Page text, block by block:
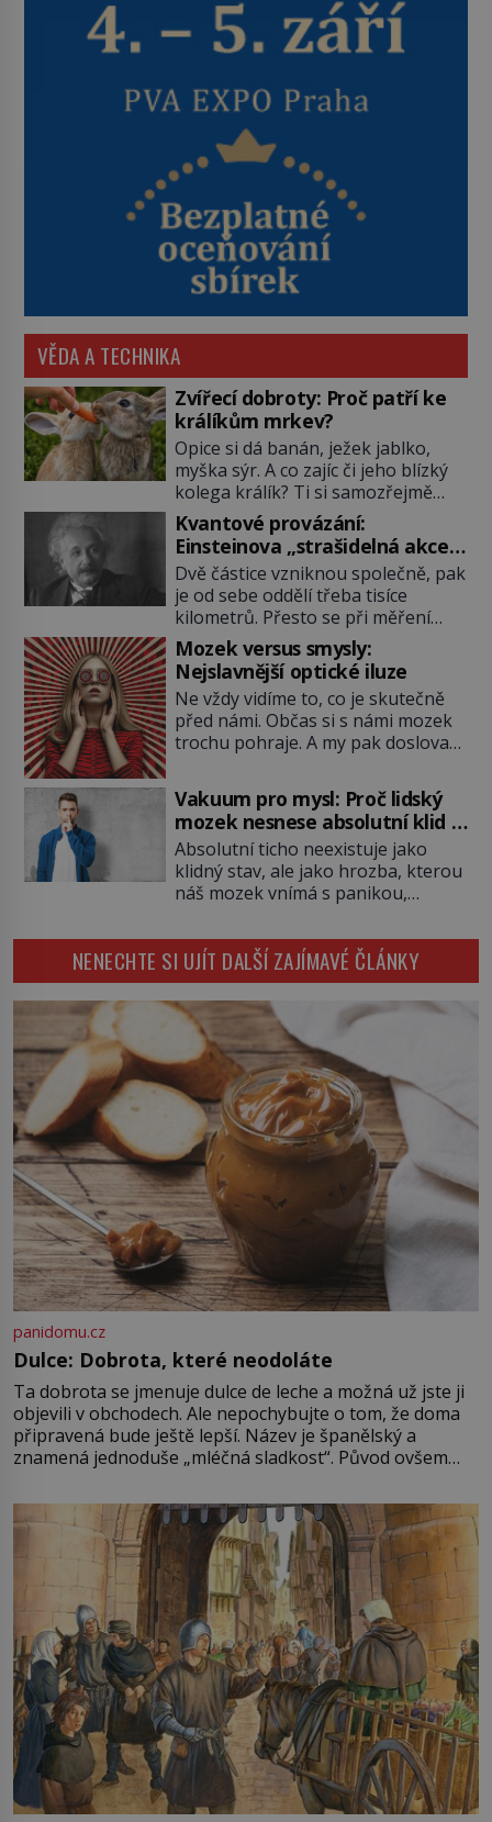
VĚDA A TECHNIKA
Zvířecí dobroty: Proč patří ke
králíkům mrkev?
Opice si dá banán, ježek jablko,
myška sýr. A co zajíc či jeho blízký
kolega králík? Ti si samozřejmě
pochutnají na mrkvi! Proč jsou
podobné představy o potravě
zvířat často spíš mýty? Pokud máte
doma králíka, mrkev mu dát
můžete. A nejspíš mu i bude
chutnat, ovšem měl by ji mít jen
jako občasný pamlsek. […]
Kvantové provázání:
Einsteinova „strašidelná akce
na dálku“ dál mate i fascinuje
vědce
Dvě částice vzniknou společně, pak
je od sebe oddělí třeba tisíce
kilometrů. Přesto se při měření
chovají, jako by mezi nimi
existovalo neviditelné pouto. Albert
Einstein tomu s jistou dávkou
ironie říká „strašidelná akce na
dálku“ a dlouhá desetiletí věří, že
musí existovat jednodušší
však ukazují, že kvantový svět
funguje jinak, než […]
Mozek versus smysly:
Nejslavnější optické iluze
Ne vždy vidíme to, co je skutečně
před námi. Občas si s námi mozek
trochu pohraje. A my pak doslova
vznikají ty nejpodivnější optické
iluze? Soustřeď se na to hlavní!
TROXLERŮV EFEKT Náš mozek
zvládne zpracovat hodně informací.
Všechny na světě ale nikoliv, musí
si vybírat! Jak to dělá? Když se […]
Vakuum pro mysl: Proč lidský
mozek nesnese absolutní klid a
začne si vymýšlet horory
Absolutní ticho neexistuje jako
klidný stav, ale jako hrozba, kterou
náš mozek vnímá s panikou,
začne okamžitě produkovat vlastní
děsivé iluze. Představte si místnost,
kde zmizí veškerý šum světa. Žádné
auta, žádný šepot, nic. Místo
vytoužené oázy klidu však
okamžitě nastoupí hluboké
znepokojení. Lidská mysl je totiž
evolučně nastavena na neustálý
[…]
NENECHTE SI UJÍT DALŠÍ ZAJÍMAVÉ ČLÁNKY
panidomu.cz
Dulce: Dobrota, které neodoláte
Ta dobrota se jmenuje dulce de leche a možná už jste ji
objevili v obchodech. Ale nepochybujte o tom, že doma
připravená bude ještě lepší. Název je španělský a
znamená jednoduše „mléčná sladkost“. Původ ovšem
pře hned několik latinskoamerických zemí a k tomu
Francie, kde se traduje,